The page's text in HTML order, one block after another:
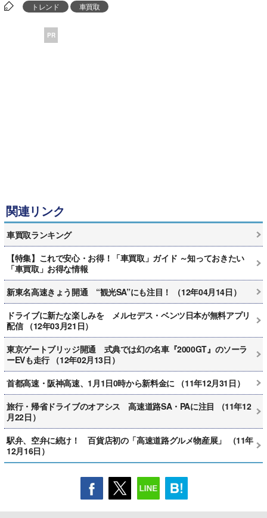
トレンド 車買取
PR
関連リンク
車買取ランキング
【特集】これで安心・お得！「車買取」ガイド ～知っておきたい
「車買取」お得な情報
新東名高速きょう開通 “観光SA”にも注目！ （12年04月14日）
ドライブに新たな楽しみを メルセデス・ベンツ日本が無料アプリ
配信 （12年03月21日）
東京ゲートブリッジ開通 式典では幻の名車『2000GT』のソーラ
ーEVも走行 （12年02月13日）
首都高速・阪神高速、1月1日0時から新料金に （11年12月31日）
旅行・帰省ドライブのオアシス 高速道路SA・PAに注目 （11年12
月22日）
駅弁、空弁に続け！ 百貨店初の「高速道路グルメ物産展」 （11年
12月16日）